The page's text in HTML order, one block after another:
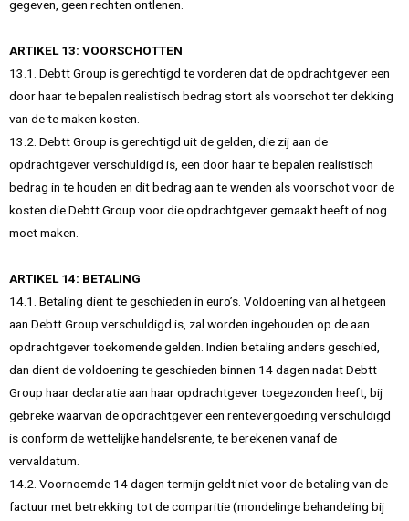
gegeven, geen rechten ontlenen.
ARTIKEL 13: VOORSCHOTTEN
13.1. Debtt Group is gerechtigd te vorderen dat de opdrachtgever een
door haar te bepalen realistisch bedrag stort als voorschot ter dekking
van de te maken kosten.
13.2. Debtt Group is gerechtigd uit de gelden, die zij aan de
opdrachtgever verschuldigd is, een door haar te bepalen realistisch
bedrag in te houden en dit bedrag aan te wenden als voorschot voor de
kosten die Debtt Group voor die opdrachtgever gemaakt heeft of nog
moet maken.
ARTIKEL 14: BETALING
14.1. Betaling dient te geschieden in euro’s. Voldoening van al hetgeen
aan Debtt Group verschuldigd is, zal worden ingehouden op de aan
opdrachtgever toekomende gelden. Indien betaling anders geschied,
dan dient de voldoening te geschieden binnen 14 dagen nadat Debtt
Group haar declaratie aan haar opdrachtgever toegezonden heeft, bij
gebreke waarvan de opdrachtgever een rentevergoeding verschuldigd
is conform de wettelijke handelsrente, te berekenen vanaf de
vervaldatum.
14.2. Voornoemde 14 dagen termijn geldt niet voor de betaling van de
factuur met betrekking tot de comparitie (mondelinge behandeling bij